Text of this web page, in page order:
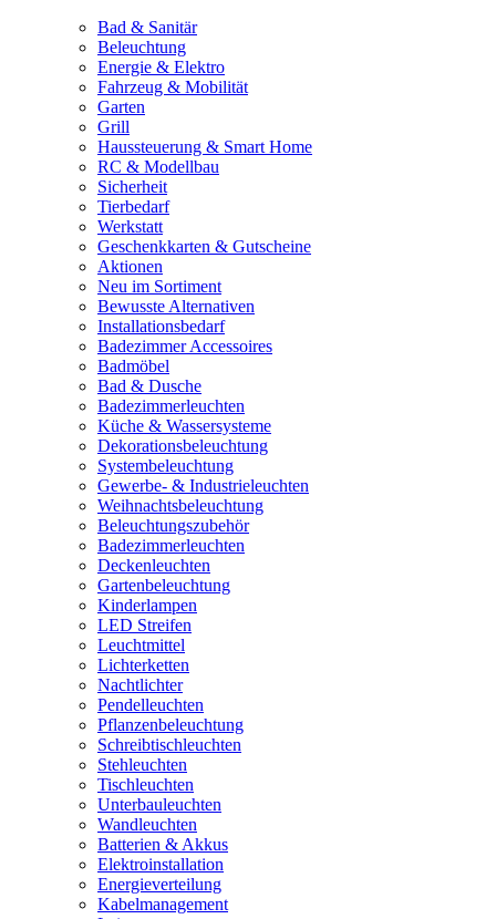
Bad & Sanitär
Beleuchtung
Energie & Elektro
Fahrzeug & Mobilität
Garten
Grill
Haussteuerung & Smart Home
RC & Modellbau
Sicherheit
Tierbedarf
Werkstatt
Geschenkkarten & Gutscheine
Aktionen
Neu im Sortiment
Bewusste Alternativen
Installationsbedarf
Badezimmer Accessoires
Badmöbel
Bad & Dusche
Badezimmerleuchten
Küche & Wassersysteme
Dekorationsbeleuchtung
Systembeleuchtung
Gewerbe- & Industrieleuchten
Weihnachtsbeleuchtung
Beleuchtungszubehör
Badezimmerleuchten
Deckenleuchten
Gartenbeleuchtung
Kinderlampen
LED Streifen
Leuchtmittel
Lichterketten
Nachtlichter
Pendelleuchten
Pflanzenbeleuchtung
Schreibtischleuchten
Stehleuchten
Tischleuchten
Unterbauleuchten
Wandleuchten
Batterien & Akkus
Elektroinstallation
Energieverteilung
Kabelmanagement